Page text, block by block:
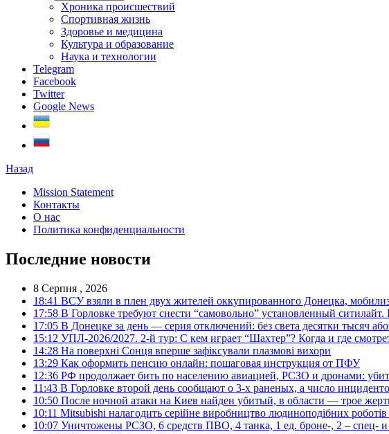
Хроника происшествий
Спортивная жизнь
Здоровье и медицина
Культура и образование
Наука и технологии
Telegram
Facebook
Twitter
Google News
Назад
Mission Statement
Контакты
О нас
Политика конфиденциальности
Последние новости
8 Серпня , 2026
18:41 ВСУ взяли в плен двух жителей оккупированного Донецка,
17:58 В Горловке требуют снести “самовольно” установленный ситилайт.
17:05 В Донецке за день — серия отключений: без света десятки тысяч
15:12 УПЛ-2026/2027. 2-й тур: С кем играет “Шахтер”? Когда и где
14:28 На поверхні Сонця вперше зафіксували плазмові вихори
13:29 Как оформить пенсию онлайн: пошаговая инструкция от ПФУ
12:36 РФ продолжает бить по населению авиацией, РСЗО и дронами:
11:43 В Горловке второй день сообщают о 3-х раненых, а число
10:50 После ночной атаки на Киев найден убитый, в области — трое
10:11 Mitsubishi налагодить серійне виробництво людиноподібних
10:07 Уничтожены РСЗО, 6 средств ПВО, 4 танка, 1 ед. броне-, 2 – спец-